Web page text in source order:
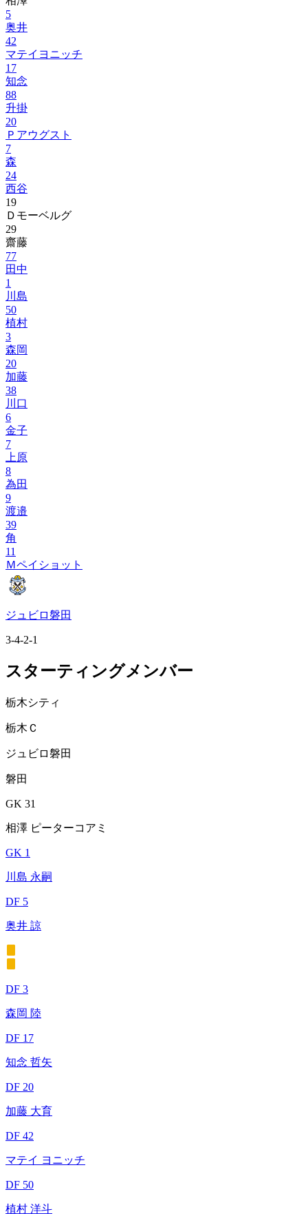
5
奥井
42
マテイヨニッチ
17
知念
88
升掛
20
Ｐアウグスト
7
森
24
西谷
19
Ｄモーベルグ
29
齋藤
77
田中
1
川島
50
植村
3
森岡
20
加藤
38
川口
6
金子
7
上原
8
為田
9
渡邉
39
角
11
Ｍペイショット
ジュビロ磐田
3-4-2-1
スターティングメンバー
栃木シティ
栃木Ｃ
ジュビロ磐田
磐田
GK 31
相澤 ピーターコアミ
GK 1
川島 永嗣
DF 5
奥井 諒
DF 3
森岡 陸
DF 17
知念 哲矢
DF 20
加藤 大育
DF 42
マテイ ヨニッチ
DF 50
植村 洋斗